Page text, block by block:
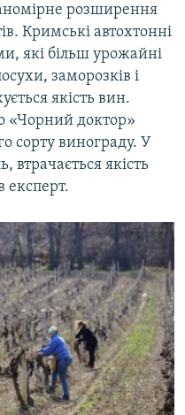
розширення
Кримські автохтонні
які більш урожайні
заморозків і
якість вин.
«Чорний доктор»
сорту винограду. У
втрачається якість
експерт.